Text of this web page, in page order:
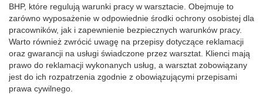
BHP, które regulują warunki pracy w warsztacie. Obejmuje to
zarówno wyposażenie w odpowiednie środki ochrony osobistej dla
pracowników, jak i zapewnienie bezpiecznych warunków pracy.
Warto również zwrócić uwagę na przepisy dotyczące reklamacji
oraz gwarancji na usługi świadczone przez warsztat. Klienci mają
prawo do reklamacji wykonanych usług, a warsztat zobowiązany
jest do ich rozpatrzenia zgodnie z obowiązującymi przepisami
prawa cywilnego.